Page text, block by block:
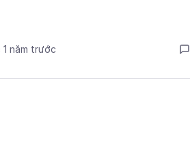
năm trước